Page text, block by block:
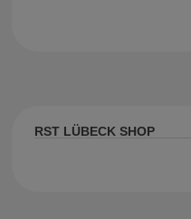
RST LÜBECK SHOP